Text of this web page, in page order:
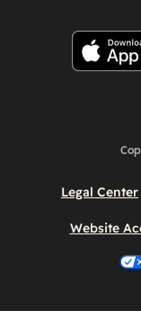
Legal Center
Website